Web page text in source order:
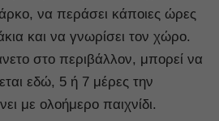
να περάσει κάποιες ώρες
και να γνωρίσει τον χώρο.
στο περιβάλλον, μπορεί να
εδώ, 5 ή 7 μέρες την
με ολοήμερο παιχνίδι.